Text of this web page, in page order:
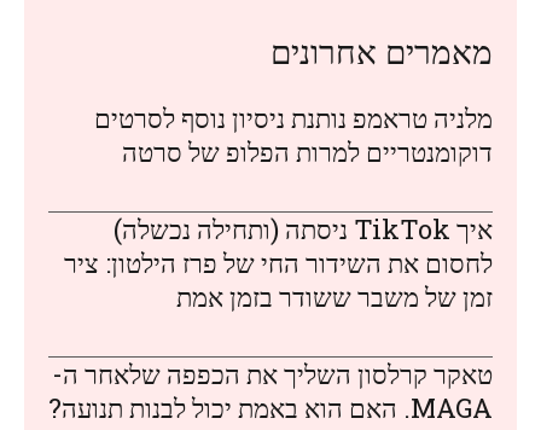
מאמרים אחרונים
מלניה טראמפ נותנת ניסיון נוסף לסרטים
דוקומנטריים למרות הפלופ של סרטה
איך TikTok ניסתה (ותחילה נכשלה)
לחסום את השידור החי של פרז הילטון: ציר
זמן של משבר ששודר בזמן אמת
טאקר קרלסון השליך את הכפפה שלאחר ה-
MAGA. האם הוא באמת יכול לבנות תנועה?